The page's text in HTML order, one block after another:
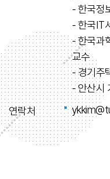
- 한국정
- 한국IT
- 한국과
교수
- 경기주
- 안산시
연락처